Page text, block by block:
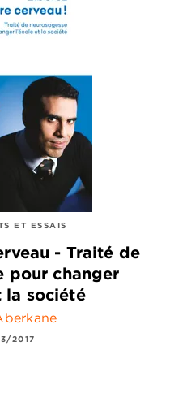
ET ESSAIS
- Traité de
pour changer
la société
2017